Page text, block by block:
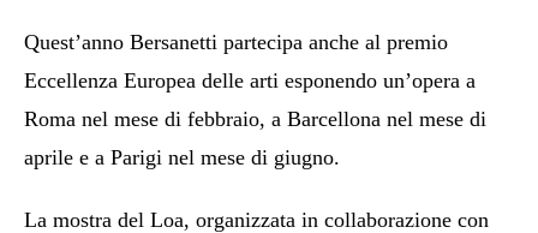
Quest’anno Bersanetti partecipa anche al premio
Eccellenza Europea delle arti esponendo un’opera a
Roma nel mese di febbraio, a Barcellona nel mese di
aprile e a Parigi nel mese di giugno.
La mostra del Loa, organizzata in collaborazione con